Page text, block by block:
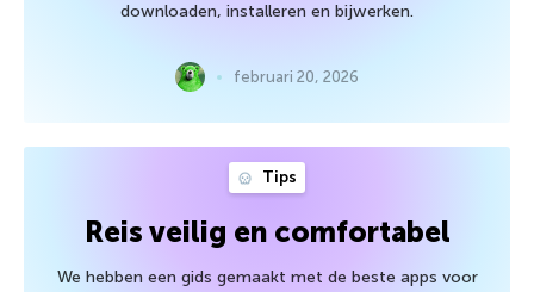
downloaden, installeren en bijwerken.
februari 20, 2026
Tips
Reis veilig en comfortabel
We hebben een gids gemaakt met de beste apps voor